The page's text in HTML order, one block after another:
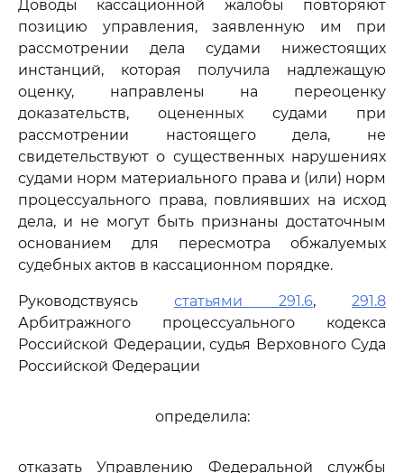
Доводы кассационной жалобы повторяют
позицию управления, заявленную им при
рассмотрении дела судами нижестоящих
инстанций, которая получила надлежащую
оценку, направлены на переоценку
доказательств, оцененных судами при
рассмотрении настоящего дела, не
свидетельствуют о существенных нарушениях
судами норм материального права и (или) норм
процессуального права, повлиявших на исход
дела, и не могут быть признаны достаточным
основанием для пересмотра обжалуемых
судебных актов в кассационном порядке.
Руководствуясь статьями 291.6, 291.8
Арбитражного процессуального кодекса
Российской Федерации, судья Верховного Суда
Российской Федерации
определила:
отказать Управлению Федеральной службы